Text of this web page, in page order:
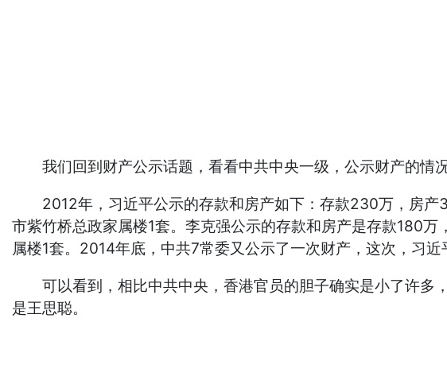
我们回到财产公示话题，看看中共中央一级，公示财产的情
2012年，习近平公示的存款和房产如下：存款230万，房产3
市紫竹桥总政家属楼1套。李克强公示的存款和房产是存款180
属楼1套。2014年底，中共7常委又公示了一次财产，这次，习
可以看到，相比中共中央，香港官员的胆子确实是小了许多
是王思聪。